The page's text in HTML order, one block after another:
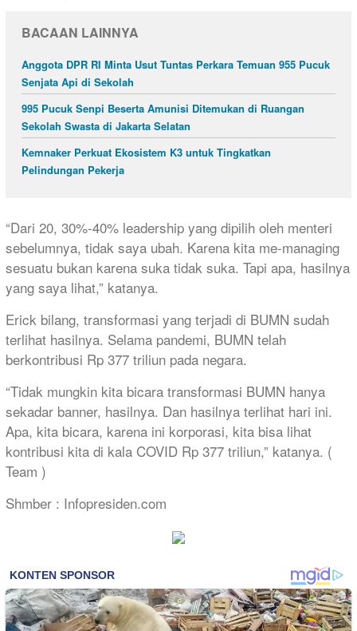
BACAAN LAINNYA
Anggota DPR RI Minta Usut Tuntas Perkara Temuan 955 Pucuk
Senjata Api di Sekolah
995 Pucuk Senpi Beserta Amunisi Ditemukan di Ruangan
Sekolah Swasta di Jakarta Selatan
Kemnaker Perkuat Ekosistem K3 untuk Tingkatkan
Pelindungan Pekerja
“Dari 20, 30%-40% leadership yang dipilih oleh menteri
sebelumnya, tidak saya ubah. Karena kita me-managing
sesuatu bukan karena suka tidak suka. Tapi apa, hasilnya
yang saya lihat,” katanya.
Erick bilang, transformasi yang terjadi di BUMN sudah
terlihat hasilnya. Selama pandemi, BUMN telah
berkontribusi Rp 377 triliun pada negara.
“Tidak mungkin kita bicara transformasi BUMN hanya
sekadar banner, hasilnya. Dan hasilnya terlihat hari ini.
Apa, kita bicara, karena ini korporasi, kita bisa lihat
kontribusi kita di kala COVID Rp 377 triliun,” katanya. (
Team )
Shmber : Infopresiden.com